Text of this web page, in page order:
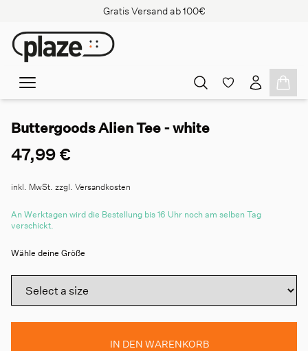
Gratis Versand ab 100€
Buttergoods Alien Tee - white
47,99 €
inkl. MwSt. zzgl. Versandkosten
An Werktagen wird die Bestellung bis 16 Uhr noch am selben Tag
verschickt.
Wähle deine Größe
IN DEN WARENKORB